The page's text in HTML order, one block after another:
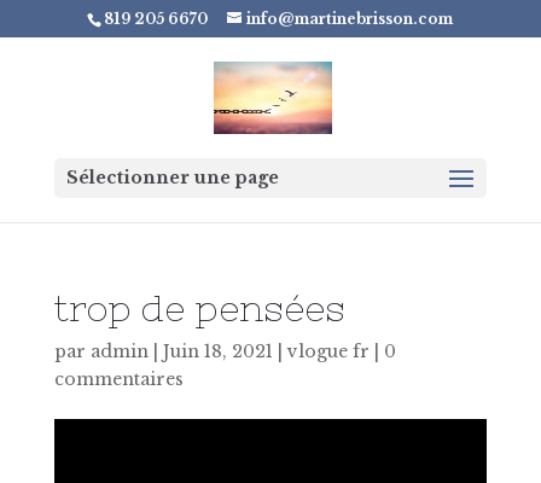
819 205 6670 info@martinebrisson.com
Sélectionner une page
trop de pensées
par admin| Juin 18, 2021 |vlogue fr
0
commentaires